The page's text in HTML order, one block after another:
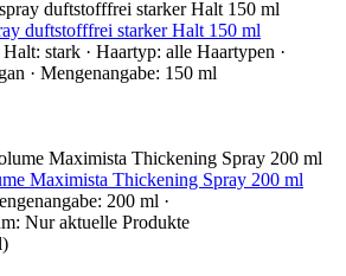
duftstofffrei starker Halt 150 ml
stark · Haartyp: alle Haartypen ·
· Mengenangabe: 150 ml
Maximista Thickening Spray 200 ml
200 ml ·
Nur aktuelle Produkte